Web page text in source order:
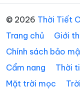
Xã Vĩnh Hoàng
Xã Vĩnh Thủy
© 2026 Thời Tiết
Trang chủ
Giới
Chính sách bảo
Cẩm nang
Thời
Mặt trời mọc